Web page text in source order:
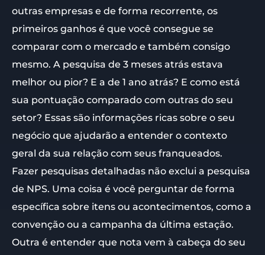
outras empresas e de forma recorrente, os
primeiros ganhos é que você consegue se
comparar com o mercado e também consigo
mesmo. A pesquisa de 3 meses atrás estava
melhor ou pior? E a de 1 ano atrás? E como está
sua pontuação comparado com outras do seu
setor? Essas são informações ricas sobre o seu
negócio que ajudarão a entender o contexto
geral da sua relação com seus franqueados.
Fazer pesquisas detalhadas não exclui a pesquisa
de NPS. Uma coisa é você perguntar de forma
específica sobre itens ou acontecimentos, como a
convenção ou a campanha da última estação.
Outra é entender que nota vem à cabeça do seu